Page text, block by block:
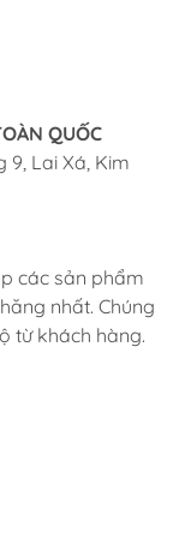
QUỐC
9, Lai Xá, Kim
các sản phẩm
nhất. Chúng
từ khách hàng.